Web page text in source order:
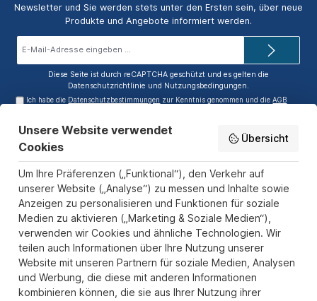
Newsletter und Sie werden stets unter den Ersten sein, über neue
Produkte und Angebote informiert werden.
Diese Seite ist durch reCAPTCHA geschützt und es gelten die
Datenschutzrichtlinie und Nutzungsbedingungen.
Ich habe die Datenschutzbestimmungen zur Kenntnis genommen und dieAGB
Service-Hotline
Informationen
Zahlungs- und Versandarten
Sicher Einkaufen
Über uns
Der Pokal & Vereinsbedarf Onlineshop PokalExpress in Marl ist
Ihr Spezialist für Pokale, Medaillen und Trophäen aus Glas und
Resin, mit einem Fokus auf Säulenpokalen. Unser herausragender
Kundenservice zeichnet sich durch Schnelligkeit und
Unsere Website verwendet
Cookies
Übersicht
Um Ihre Präferenzen („Funktional“), den Verkehr auf
unserer Website („Analyse“) zu messen und Inhalte sowie
Anzeigen zu personalisieren und Funktionen für soziale
Medien zu aktivieren („Marketing & Soziale Medien“),
verwenden wir Cookies und ähnliche Technologien. Wir
teilen auch Informationen über Ihre Nutzung unserer
Website mit unseren Partnern für soziale Medien, Analysen
und Werbung, die diese mit anderen Informationen
kombinieren können, die sie aus Ihrer Nutzung ihrer